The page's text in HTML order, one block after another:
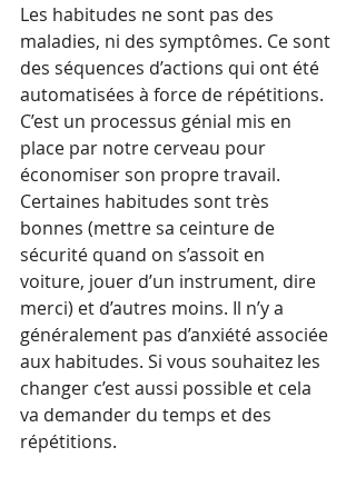
Les habitudes ne sont pas des
maladies, ni des symptômes. Ce sont
des séquences d’actions qui ont été
automatisées à force de répétitions.
C’est un processus génial mis en
place par notre cerveau pour
économiser son propre travail.
Certaines habitudes sont très
bonnes (mettre sa ceinture de
sécurité quand on s’assoit en
voiture, jouer d’un instrument, dire
merci) et d’autres moins. Il n’y a
généralement pas d’anxiété associée
aux habitudes. Si vous souhaitez les
changer c’est aussi possible et cela
va demander du temps et des
répétitions.